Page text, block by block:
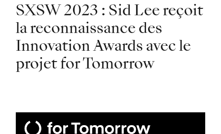
SXSW 2023 : Sid Lee reçoit
la reconnaissance des
Innovation Awards avec le
projet for Tomorrow